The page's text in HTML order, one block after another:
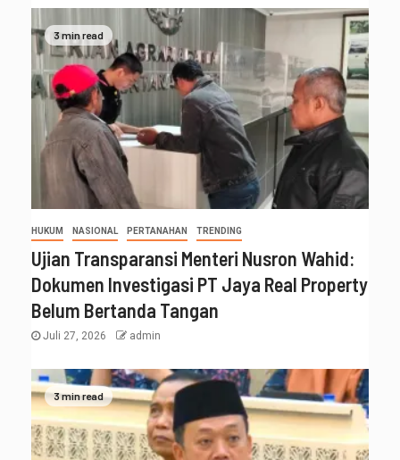
3 min read
HUKUM NASIONAL PERTANAHAN TRENDING
Ujian Transparansi Menteri Nusron Wahid:
Dokumen Investigasi PT Jaya Real Property
Belum Bertanda Tangan
Juli 27, 2026 admin
3 min read